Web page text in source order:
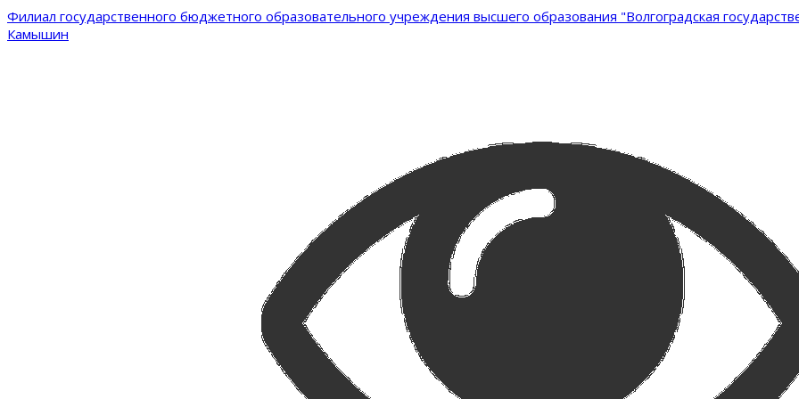
Филиал государственного бюджетного образовательного учреждения высшего образования "Волгоградская
Камышин